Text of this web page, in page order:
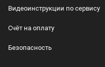
Видеоинструкции по сервису
Счёт на оплату
Безопасность